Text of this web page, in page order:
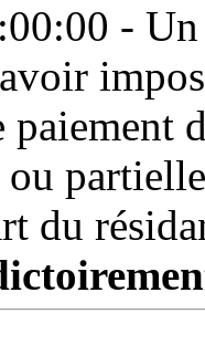
-
du